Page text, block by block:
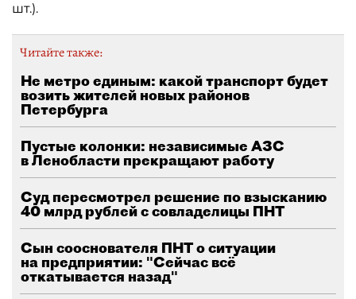
шт.).
Читайте также:
Не метро единым: какой транспорт будет
возить жителей новых районов
Петербурга
Пустые колонки: независимые АЗС
в Ленобласти прекращают работу
Суд пересмотрел решение по взысканию
40 млрд рублей с совладелицы ПНТ
Сын сооснователя ПНТ о ситуации
на предприятии: "Сейчас всё
откатывается назад"